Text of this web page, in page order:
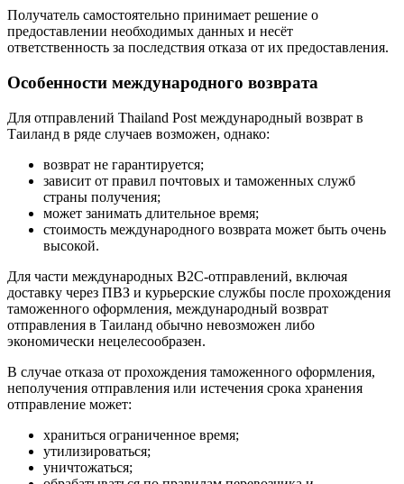
Получатель самостоятельно принимает решение о
предоставлении необходимых данных и несёт
ответственность за последствия отказа от их предоставления.
Особенности международного возврата
Для отправлений Thailand Post международный возврат в
Таиланд в ряде случаев возможен, однако:
возврат не гарантируется;
зависит от правил почтовых и таможенных служб
страны получения;
может занимать длительное время;
стоимость международного возврата может быть очень
высокой.
Для части международных B2C-отправлений, включая
доставку через ПВЗ и курьерские службы после прохождения
таможенного оформления, международный возврат
отправления в Таиланд обычно невозможен либо
экономически нецелесообразен.
В случае отказа от прохождения таможенного оформления,
неполучения отправления или истечения срока хранения
отправление может:
храниться ограниченное время;
утилизироваться;
уничтожаться;